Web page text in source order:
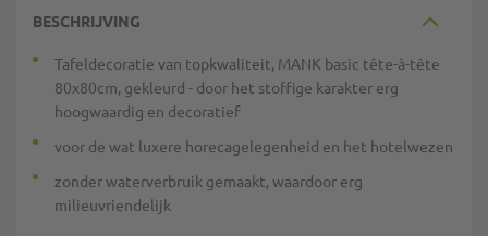
BESCHRIJVING
Tafeldecoratie van topkwaliteit, MANK basic tête-à-tête
80x80cm, gekleurd - door het stoffige karakter erg
hoogwaardig en decoratief
voor de wat luxere horecagelegenheid en het hotelwezen
zonder waterverbruik gemaakt, waardoor erg
milieuvriendelijk